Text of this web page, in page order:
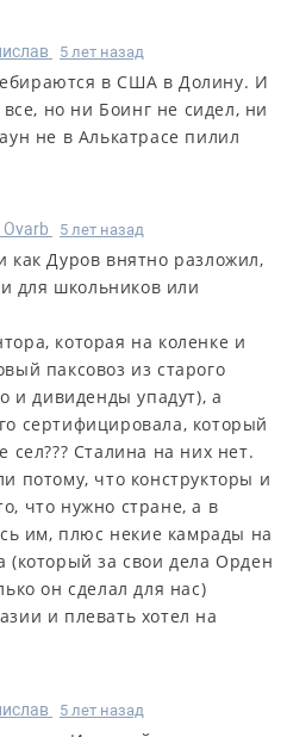
5 лет назад
в США в Долину. И
но ни Боинг не сидел, ни
не в Алькатрасе пилил
Ovarb 5 лет назад
как Дуров внятно разложил,
для школьников или
которая на коленке и
паксовоз из старого
и дивиденды упадут), а
сертифицировала, который
Сталина на них нет.
потому, что конструкторы и
что нужно стране, а в
им, плюс некие камрады на
(который за свои дела Орден
он сделал для нас)
и плевать хотел на
5 лет назад